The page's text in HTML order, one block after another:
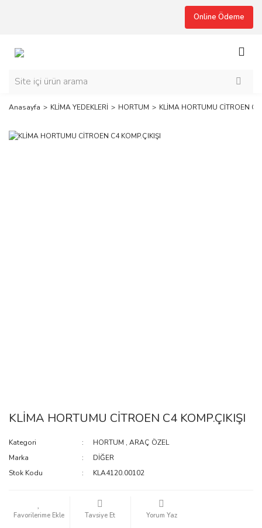
Online Ödeme
Anasayfa KLİMA YEDEKLERİ HORTUM KLİMA HORTUMU CİTROEN C4
KLİMA HORTUMU CİTROEN C4 KOMP.ÇIKIŞI
Kategori HORTUM ,ARAÇ ÖZEL
Marka
DİĞER
Stok Kodu
KLA4120.00102
Tavsiye Et Yorum Yaz